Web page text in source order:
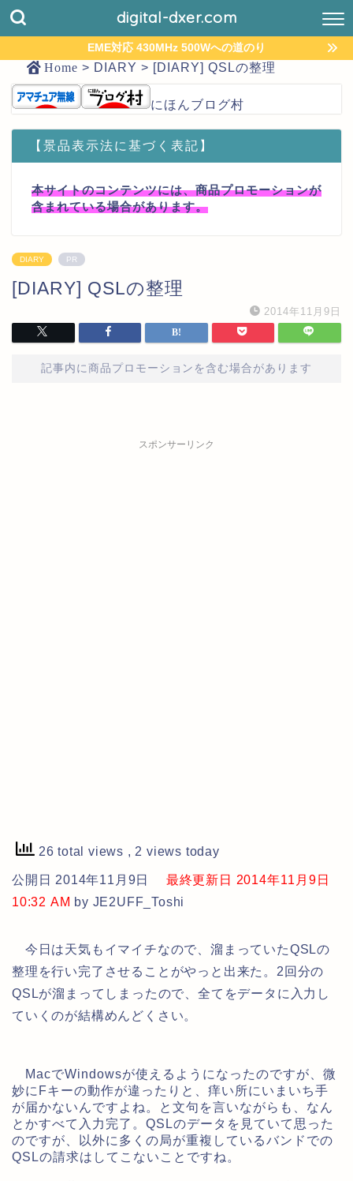
digital-dxer.com
EME対応 430MHz 500Wへの道のり
Home > DIARY > [DIARY] QSLの整理
にほんブログ村
【景品表示法に基づく表記】
本サイトのコンテンツには、商品プロモーションが
含まれている場合があります。
DIARY PR
[DIARY] QSLの整理
2014年11月9日
記事内に商品プロモーションを含む場合があります
スポンサーリンク
26 total views , 2 views today
公開日 2014年11月9日
最終更新日 2014年11月9日
10:32 AM by JE2UFF_Toshi
今日は天気もイマイチなので、溜まっていたQSLの
整理を行い完了させることがやっと出来た。2回分の
QSLが溜まってしまったので、全てをデータに入力し
ていくのが結構めんどくさい。
MacでWindowsが使えるようになったのですが、微
妙にFキーの動作が違ったりと、痒い所にいまいち手
が届かないんですよね。と文句を言いながらも、なん
とかすべて入力完了。QSLのデータを見ていて思った
のですが、以外に多くの局が重複しているバンドでの
QSLの請求はしてこないことですね。